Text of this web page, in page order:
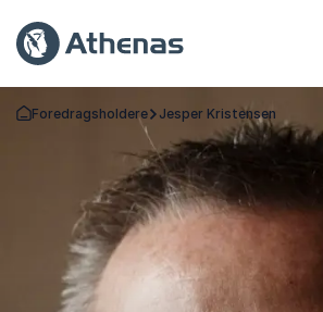
Tilbage til forsiden
Foredragsholdere Jesper Kristensen